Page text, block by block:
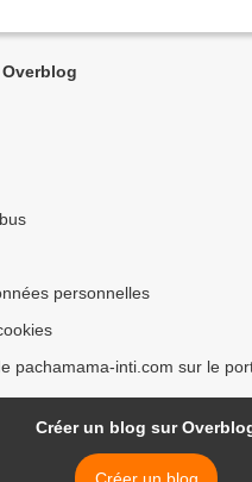
personnelles
pachamama-inti.com sur le
Créer un blog sur